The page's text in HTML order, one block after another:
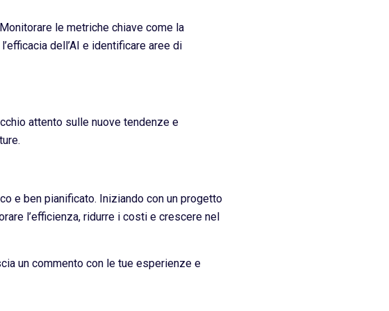
le metriche chiave come la
dell’AI e identificare aree di
attento sulle nuove tendenze e
e ben pianificato. Iniziando con un progetto
l’efficienza, ridurre i costi e crescere nel
un commento con le tue esperienze e